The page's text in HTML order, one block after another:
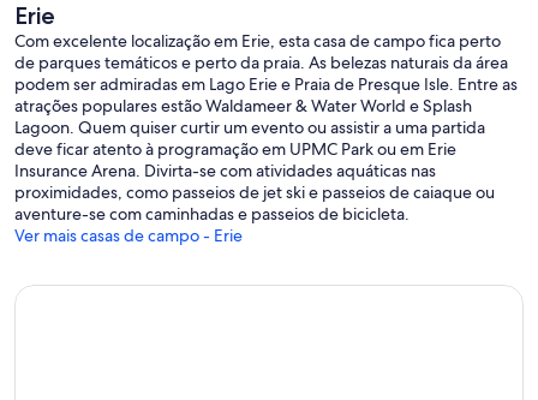
Erie
Com excelente localização em Erie, esta casa de campo fica perto
de parques temáticos e perto da praia. As belezas naturais da área
podem ser admiradas em Lago Erie e Praia de Presque Isle. Entre as
atrações populares estão Waldameer & Water World e Splash
Lagoon. Quem quiser curtir um evento ou assistir a uma partida
deve ficar atento à programação em UPMC Park ou em Erie
Insurance Arena. Divirta-se com atividades aquáticas nas
proximidades, como passeios de jet ski e passeios de caiaque ou
aventure-se com caminhadas e passeios de bicicleta.
Ver mais casas de campo - Erie